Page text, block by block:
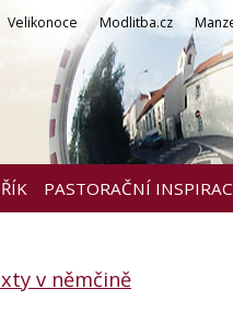
Velikonoce Modlitba.cz
PASTORAČNÍ
v němčině